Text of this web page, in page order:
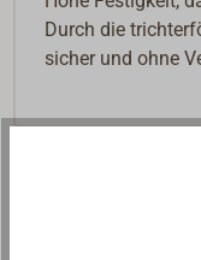
Durch die
sicher und ohne